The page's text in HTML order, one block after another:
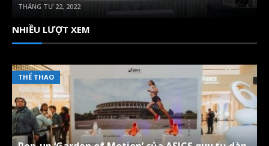
THÁNG TƯ 22, 2022
NHIỀU LƯỢT XEM
THỂ THAO